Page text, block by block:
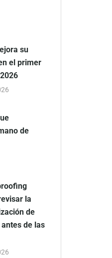
su
el primer
de
la
de
de las